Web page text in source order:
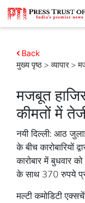
मुख्य पृष्ठ >व्यापार >
Back
मजबूत
कीमतों में
नयी दिल्ली: आठ
के बीच कारोबारियों
कारोबार में बुधवार
के साथ 370 रुपये
मल्टी कमोडिटी